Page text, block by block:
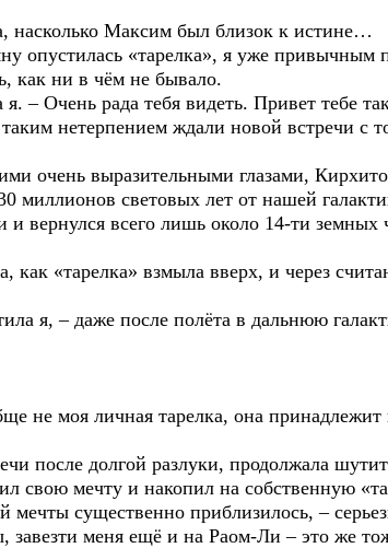
насколько Максим был близок к истине…
опустилась «тарелка», я уже привычным
как ни в чём не бывало.
– Очень рада тебя видеть. Привет тебе
нетерпением ждали новой встречи с
очень выразительными глазами,
миллионов световых лет от нашей
и вернулся всего лишь около 14-ти земных
как «тарелка» взмыла вверх, и через
я, – даже после полёта в дальнюю
не моя личная тарелка, она принадлежит
после долгой разлуки, продолжала
свою мечту и накопил на собственную
существенно приблизилось, –
меня ещё и на Раом-Ли – это же